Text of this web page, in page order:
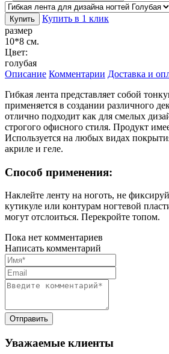
Купить
Купить в 1 клик
размер
10*8 см.
Цвет:
голубая
Описание Комментарии Доставка и
Гибкая лента представляет собой
применяется в создании различного
отлично подходит как для смелых
строгого офисного стиля. Продукт
Используется на любых видах
акриле и геле.
Способ применения:
Наклейте ленту на ноготь, не
кутикуле или контурам ногтевой
могут отслоиться. Перекройте топом.
Пока нет комментариев
Написать комментарий
Уважаемые клиенты